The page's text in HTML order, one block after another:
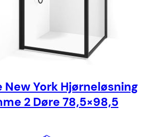
New York Hjørneløsning
2 Døre 78,5×98,5